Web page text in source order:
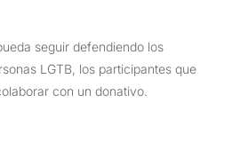
seguir defendiendo los
LGTB, los participantes que
con un donativo.